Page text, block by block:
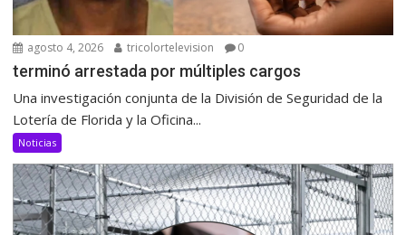
agosto 4, 2026 tricolortelevision 0
terminó arrestada por múltiples cargos
Una investigación conjunta de la División de Seguridad de la
Lotería de Florida y la Oficina...
Noticias